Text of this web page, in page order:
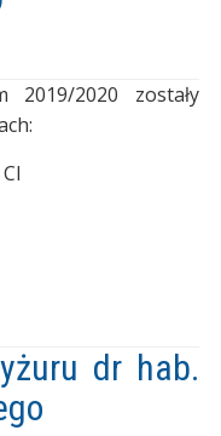
2019/2020 zostały
dr hab.